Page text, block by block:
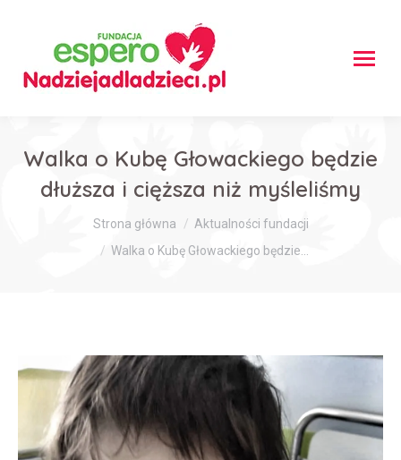
Walka o Kubę Głowackiego będzie
dłuższa i cięższa niż myśleliśmy
Strona główna
Aktualności fundacji
Walka o Kubę Głowackiego będzie…